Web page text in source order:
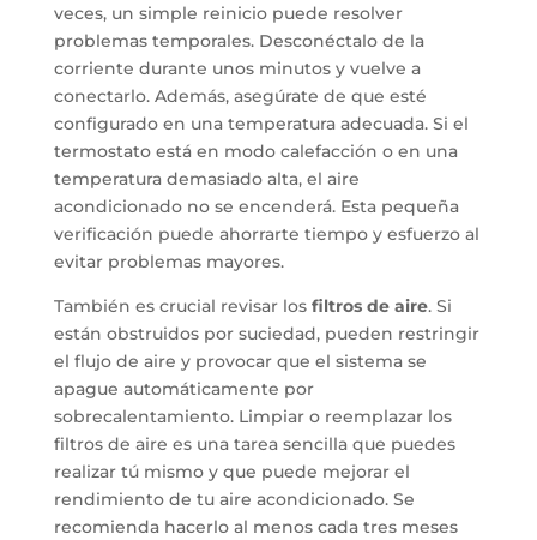
veces, un simple reinicio puede resolver
problemas temporales. Desconéctalo de la
corriente durante unos minutos y vuelve a
conectarlo. Además, asegúrate de que esté
configurado en una temperatura adecuada. Si el
termostato está en modo calefacción o en una
temperatura demasiado alta, el aire
acondicionado no se encenderá. Esta pequeña
verificación puede ahorrarte tiempo y esfuerzo al
evitar problemas mayores.
También es crucial revisar los filtros de aire. Si
están obstruidos por suciedad, pueden restringir
el flujo de aire y provocar que el sistema se
apague automáticamente por
sobrecalentamiento. Limpiar o reemplazar los
filtros de aire es una tarea sencilla que puedes
realizar tú mismo y que puede mejorar el
rendimiento de tu aire acondicionado. Se
recomienda hacerlo al menos cada tres meses